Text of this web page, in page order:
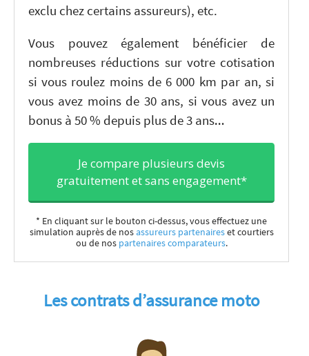
exclu chez certains assureurs), etc.
Vous pouvez également bénéficier de
nombreuses réductions sur votre cotisation
si vous roulez moins de 6 000 km par an, si
vous avez moins de 30 ans, si vous avez un
bonus à 50 % depuis plus de 3 ans…
Je compare plusieurs devis
gratuitement et sans engagement*
* En cliquant sur le bouton ci-dessus, vous effectuez une
simulation auprès de nosassureurs partenaireset courtiers
ou de nos partenaires comparateurs.
Les contrats d’assurance moto